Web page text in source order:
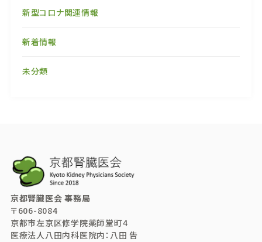
新型コロナ関連情報
新着情報
未分類
京都腎臓医会 事務局
〒606-8084
京都市左京区修学院薬師堂町4
医療法人八田内科医院内：八田 告